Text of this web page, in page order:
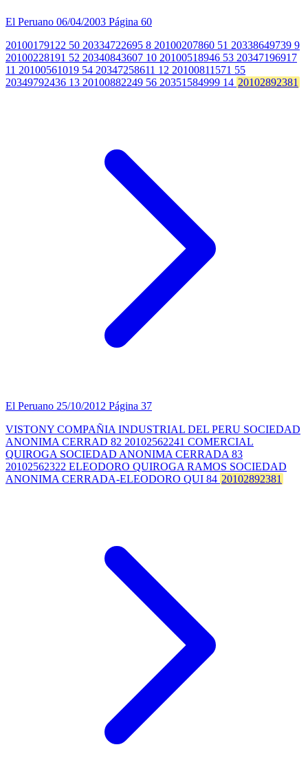
El Peruano 06/04/2003 Página 60
20100179122 50 20334722695 8 20100207860 51 20338649739 9
20100228191 52 20340843607 10 20100518946 53 20347196917
11 20100561019 54 20347258611 12 20100811571 55
20349792436 13 20100882249 56 20351584999 14 20102892381
El Peruano 25/10/2012 Página 37
VISTONY COMPAÑIA INDUSTRIAL DEL PERU SOCIEDAD
ANONIMA CERRAD 82 20102562241 COMERCIAL
QUIROGA SOCIEDAD ANONIMA CERRADA 83
20102562322 ELEODORO QUIROGA RAMOS SOCIEDAD
ANONIMA CERRADA-ELEODORO QUI 84 20102892381